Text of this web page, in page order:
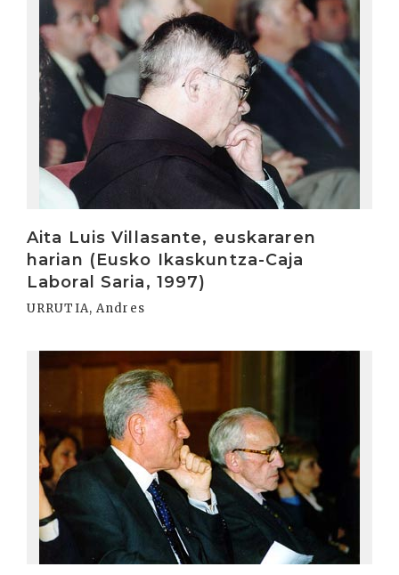
Aita Luis Villasante, euskararen
harian (Eusko Ikaskuntza-Caja
Laboral Saria, 1997)
URRUTIA, Andres